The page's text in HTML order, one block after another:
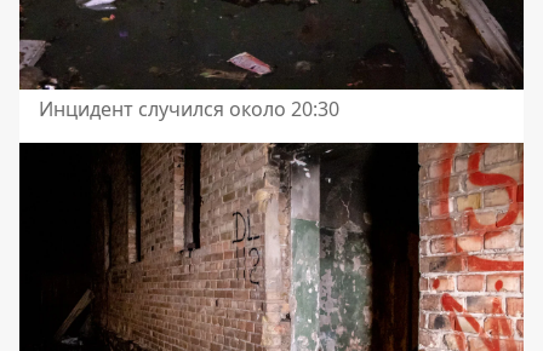
Инцидент случился около 20:30